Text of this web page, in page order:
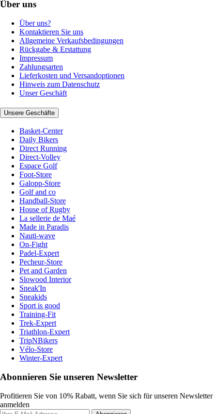
Über uns
Über uns?
Kontaktieren Sie uns
Allgemeine Verkaufsbedingungen
Rückgabe & Erstattung
Impressum
Zahlungsarten
Lieferkosten und Versandoptionen
Hinweis zum Datenschutz
Unser Geschäft
Unsere Geschäfte
Basket-Center
Daily Bikers
Direct Running
Direct-Volley
Espace Golf
Foot-Store
Galopp-Store
Golf and co
Handball-Store
House of Rugby
La sellerie de Maé
Made in Paradis
Nauti-wave
On-Fight
Padel-Expert
Pecheur-Store
Pet and Garden
Slowood Interior
Sneak'In
Sneakids
Sport is good
Training-Fit
Trek-Expert
Triathlon-Expert
TripNBikers
Vélo-Store
Winter-Expert
Abonnieren Sie unseren Newsletter
Profitieren Sie von 10% Rabatt, wenn Sie sich für unseren Newsletter
anmelden